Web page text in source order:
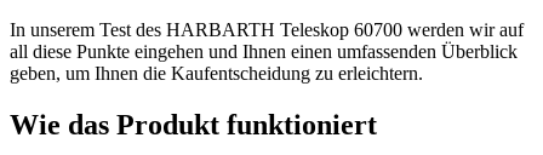
In unserem Test des HARBARTH Teleskop 60700 werden wir auf
all diese Punkte eingehen und Ihnen einen umfassenden Überblick
geben, um Ihnen die Kaufentscheidung zu erleichtern.
Wie das Produkt funktioniert